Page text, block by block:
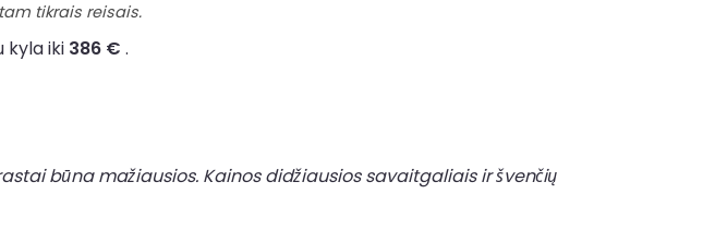
tikrais reisais.
kyla iki 386 € .
būna mažiausios. Kainos didžiausios savaitgaliais ir švenčių